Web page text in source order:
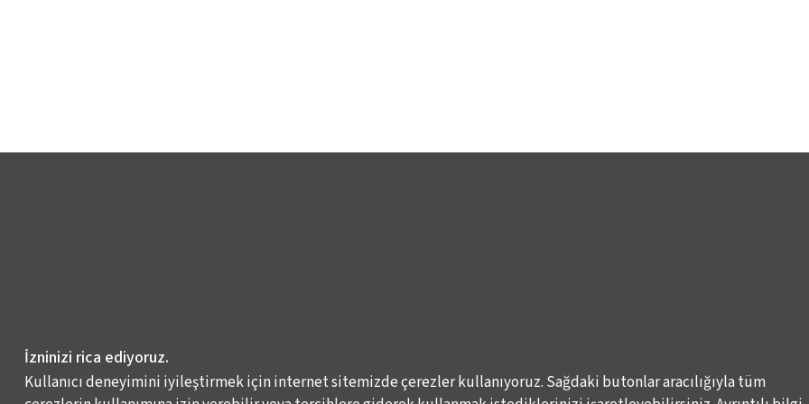
İzninizi rica ediyoruz.
Kullanıcı deneyimini iyileştirmek için internet sitemizde çerezler kullanıyoruz. Sağdaki butonlar aracılığıyla tüm